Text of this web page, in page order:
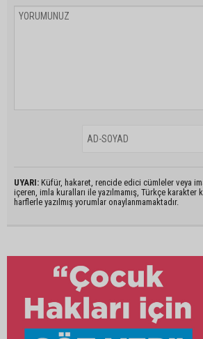
UYARI: Küfür, hakaret, rencide edici cümleler veya
içeren, imla kuralları ile yazılmamış, Türkçe karakter
harflerle yazılmış yorumlar onaylanmamaktadır.